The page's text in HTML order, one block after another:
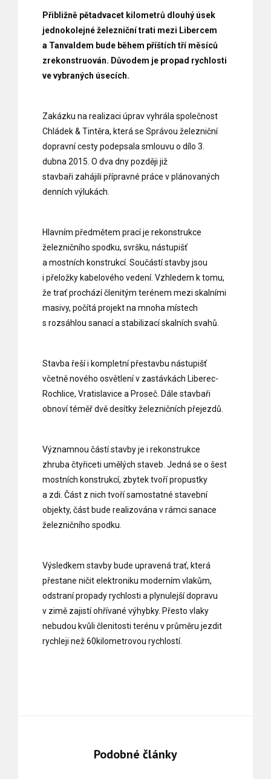
Přibližně pětadvacet kilometrů dlouhý úsek
jednokolejné železniční trati mezi Libercem
a Tanvaldem bude během příštích tří měsíců
zrekonstruován. Důvodem je propad rychlosti
ve vybraných úsecích.
Zakázku na realizaci úprav vyhrála společnost
Chládek & Tintěra, která se Správou železniční
dopravní cesty podepsala smlouvu o dílo 3.
dubna 2015. O dva dny později již
stavbaři zahájili přípravné práce v plánovaných
denních výlukách.
Hlavním předmětem prací je rekonstrukce
železničního spodku, svršku, nástupišť
a mostních konstrukcí. Součástí stavby jsou
i přeložky kabelového vedení. Vzhledem k tomu,
že trať prochází členitým terénem mezi skalními
masivy, počítá projekt na mnoha místech
s rozsáhlou sanací a stabilizací skalních svahů.
Stavba řeší i kompletní přestavbu nástupišť
včetně nového osvětlení v zastávkách Liberec-
Rochlice, Vratislavice a Proseč. Dále stavbaři
obnoví téměř dvě desítky železničních přejezdů.
Významnou částí stavby je i rekonstrukce
zhruba čtyřiceti umělých staveb. Jedná se o šest
mostních konstrukcí, zbytek tvoří propustky
a zdi. Část z nich tvoří samostatné stavební
objekty, část bude realizována v rámci sanace
železničního spodku.
Výsledkem stavby bude upravená trať, která
přestane ničit elektroniku moderním vlakům,
odstraní propady rychlosti a plynulejší dopravu
v zimě zajistí ohřívané výhybky. Přesto vlaky
nebudou kvůli členitosti terénu v průměru jezdit
rychleji než 60kilometrovou rychlostí.
Podobné články